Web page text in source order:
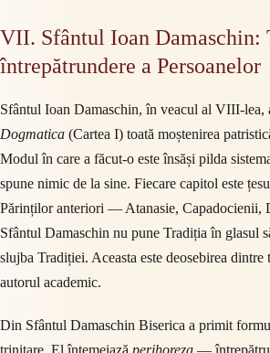
VII. Sfântul Ioan Damaschin:
întrepătrundere a Persoanelor
Sfântul Ioan Damaschin, în veacul al VIII-lea,
Dogmatica (Cartea I) toată moștenirea
Modul în care a făcut-o este însăși pilda
spune nimic de la sine. Fiecare capitol este
Părinților anteriori — Atanasie, Capadocienii,
Sfântul Damaschin nu pune Tradiția în glasul
slujba Tradiției. Aceasta este deosebirea
autorul academic.
Din Sfântul Damaschin Biserica a primit